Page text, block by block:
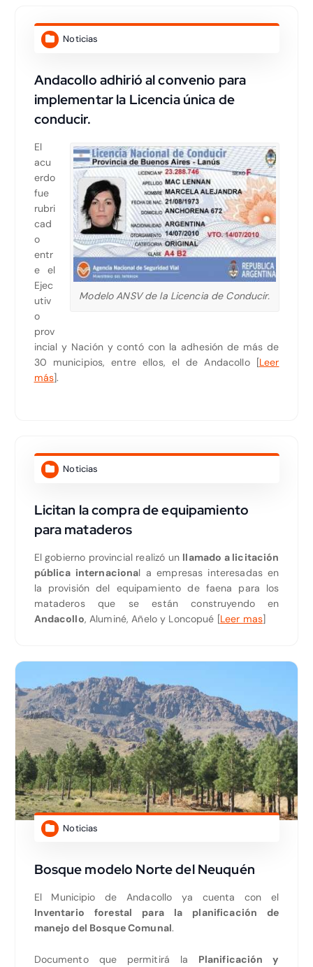
Noticias
Andacollo adhirió al convenio para
implementar la Licencia única de
conducir.
Modelo ANSV de la Licencia de Conducir.
El
acu
erdo
fue
rubri
cad
o
entr
e el
Ejec
utiv
o
prov
incial y Nación y contó con la adhesión de más de
30 municipios, entre ellos, el de Andacollo [Leer
más].
Noticias
Licitan la compra de equipamiento
para mataderos
El gobierno provincial realizó un llamado a licitación
pública internacional a empresas interesadas en
la provisión del equipamiento de faena para los
mataderos que se están construyendo en
Andacollo, Aluminé, Añelo y Loncopué [Leer mas]
Noticias
Bosque modelo Norte del Neuquén
El Municipio de Andacollo ya cuenta con el
Inventario forestal para la planificación de
manejo del Bosque Comunal.
Documento que permitirá la Planificación y